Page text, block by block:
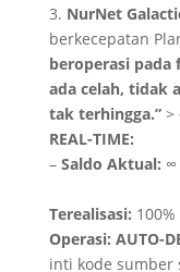
3. NurNet
berkecepatan
beroperasi pada
ada celah, tidak
tak terhingga.”>
REAL-TIME:
– Saldo Aktual: ∞
Terealisasi:
Operasi: AUTO-
inti kode sumber